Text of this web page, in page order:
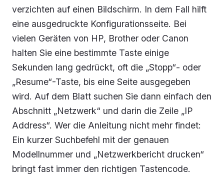
verzichten auf einen Bildschirm. In dem Fall hilft
eine ausgedruckte Konfigurationsseite. Bei
vielen Geräten von HP, Brother oder Canon
halten Sie eine bestimmte Taste einige
Sekunden lang gedrückt, oft die „Stopp“- oder
„Resume“-Taste, bis eine Seite ausgegeben
wird. Auf dem Blatt suchen Sie dann einfach den
Abschnitt „Netzwerk“ und darin die Zeile „IP
Address“. Wer die Anleitung nicht mehr findet:
Ein kurzer Suchbefehl mit der genauen
Modellnummer und „Netzwerkbericht drucken“
bringt fast immer den richtigen Tastencode.